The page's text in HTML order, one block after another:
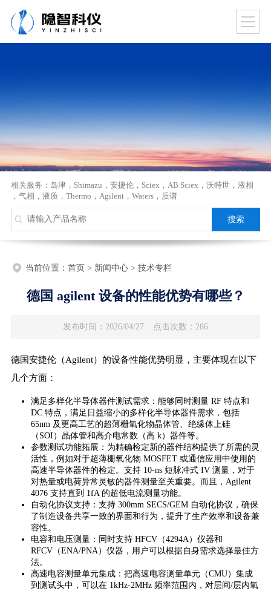
相关服务： 岛津， Shimazu ， 安捷伦， Sciex ， AB Sciex ， 沃特世， 液相
， 气相 ， 液质， Thermo ， Agilent ， Waters， 质谱
当前位置： 首页> 新闻中心> 技术专栏
德国 agilent 设备的性能优势有哪些？
发布时间：2026/04/27 点击次数：286
德国安捷伦（Agilent）的设备性能优势明显，主要体现在以下
几个方面：
满足多样化半导体器件测试需求：能够同时测量 RF 特点和
DC 特点，满足日益缩小的多样化半导体器件需求，包括
65nm 及更高工艺的超薄栅氧化物晶体管、绝缘体上硅
（SOI）晶体管和高介电常数（高 k）器件等。
参数测试功能拓展：为精确检定新的器件结构提供了所需的灵
活性，例如对于超薄栅氧化物 MOSFET 或通信应用中使用的
高速半导体器件的检定。支持 10-ns 短脉冲式 IV 测量，对于
对热量或电荷异常灵敏的器件测量至关重要。而且，Agilent
4076 支持直到 1fA 的超低电流测量功能。
自动化协议支持：支持 300mm SECS/GEM 自动化协议，确保
了制造设备共享一致的界面和行为，提升了生产效率和设备兼
容性。
电容和电压测量：同时支持 HFCV（4294A）仪器和
RFCV（ENA/PNA）仪器，用户可以根据自身需求选择最佳方
法。
高速电容测量单元集成：把高速电容测量单元（CMU）集成
到测试头中，可以在 1kHz-2MHz 频率范围内，对层间/层内氧